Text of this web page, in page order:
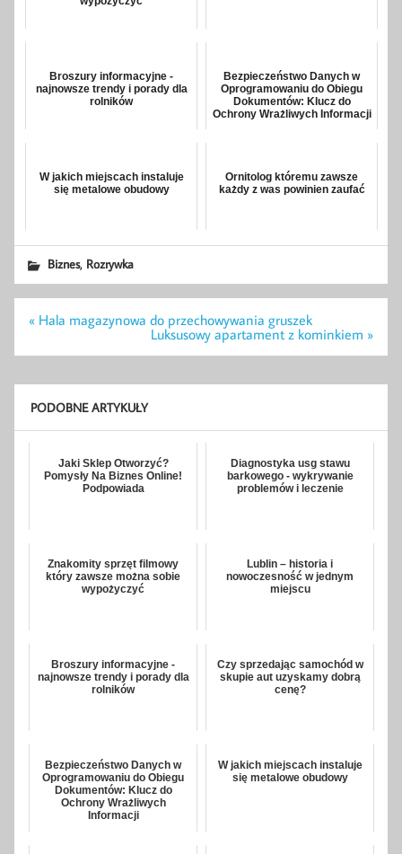
Broszury informacyjne -
najnowsze trendy i porady dla
rolników
Bezpieczeństwo Danych w
Oprogramowaniu do Obiegu
Dokumentów: Klucz do
Ochrony Wrażliwych Informacji
W jakich miejscach instaluje
się metalowe obudowy
Ornitolog któremu zawsze
każdy z was powinien zaufać
Biznes, Rozrywka
Nawigacja
« Hala magazynowa do przechowywania gruszek
Luksusowy apartament z kominkiem »
PODOBNE ARTYKUŁY
Jaki Sklep Otworzyć?
Pomysły Na Biznes Online!
Podpowiada
Diagnostyka usg stawu
barkowego - wykrywanie
problemów i leczenie
Znakomity sprzęt filmowy
który zawsze można sobie
wypożyczyć
Lublin – historia i
nowoczesność w jednym
miejscu
Broszury informacyjne -
najnowsze trendy i porady dla
rolników
Czy sprzedając samochód w
skupie aut uzyskamy dobrą
cenę?
Bezpieczeństwo Danych w
Oprogramowaniu do Obiegu
Dokumentów: Klucz do
Ochrony Wrażliwych
Informacji
W jakich miejscach instaluje
się metalowe obudowy